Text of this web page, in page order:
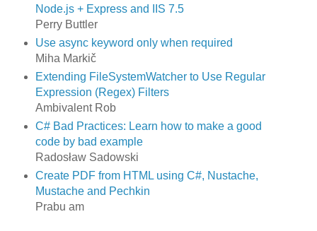
Node.js + Express and IIS 7.5
Perry Buttler
Use async keyword only when required
Miha Markič
Extending FileSystemWatcher to Use Regular
Expression (Regex) Filters
Ambivalent Rob
C# Bad Practices: Learn how to make a good
code by bad example
Radosław Sadowski
Create PDF from HTML using C#, Nustache,
Mustache and Pechkin
Prabu am